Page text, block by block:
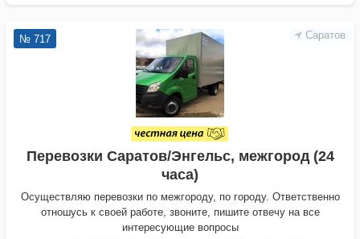
Саратов
№ 717
Перевозки Саратов/Энгельс, межгород (24
часа)
Осуществляю перевозки по межгороду, по городу. Ответственно
отношусь к своей работе, звоните, пишите отвечу на все
интересующие вопросы